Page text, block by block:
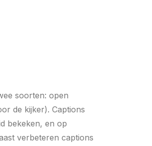
soorten: open
de kijker). Captions
bekeken, en op
verbeteren captions